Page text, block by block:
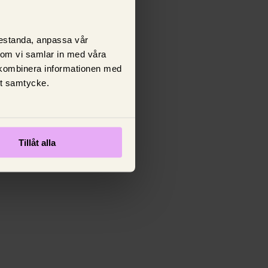
anpassa vår
vi samlar in med våra
informationen med
samtycke.
Tillåt alla